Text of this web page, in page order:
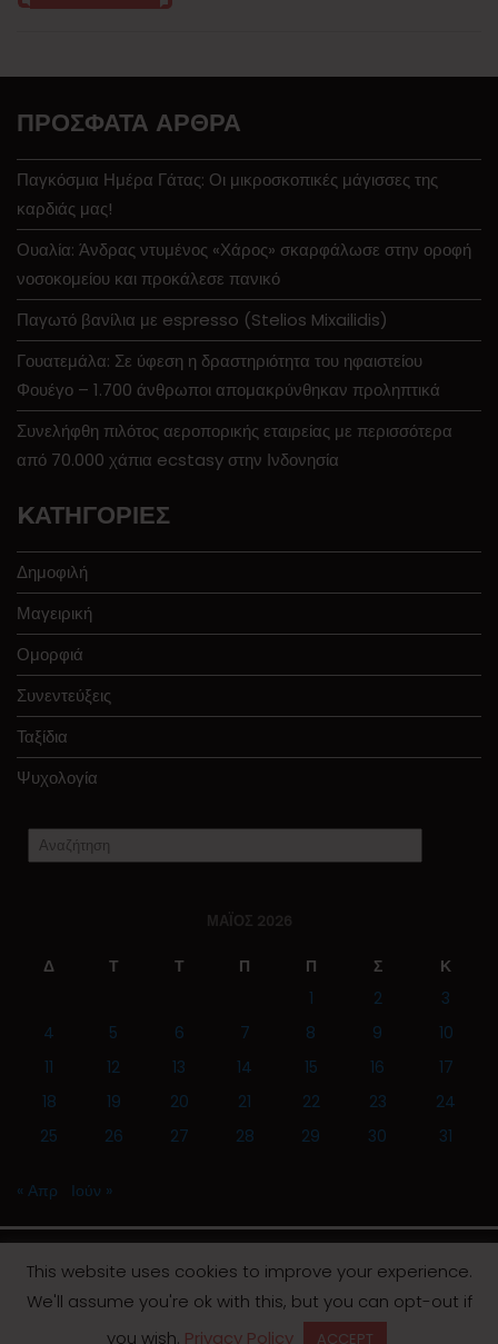
ΠΡΌΣΦΑΤΑ ΆΡΘΡΑ
Παγκόσμια Ημέρα Γάτας: Οι μικροσκοπικές μάγισσες της
καρδιάς μας!
Ουαλία: Άνδρας ντυμένος «Χάρος» σκαρφάλωσε στην οροφή
νοσοκομείου και προκάλεσε πανικό
Παγωτό βανίλια με espresso (Stelios Mixailidis)
Γουατεμάλα: Σε ύφεση η δραστηριότητα του ηφαιστείου
Φουέγο – 1.700 άνθρωποι απομακρύνθηκαν προληπτικά
Συνελήφθη πιλότος αεροπορικής εταιρείας με περισσότερα
από 70.000 χάπια ecstasy στην Ινδονησία
KΑΤΗΓΟΡΊΕΣ
Δημοφιλή
Μαγειρική
Ομορφιά
Συνεντεύξεις
Ταξίδια
Ψυχολογία
ΜΆΙΟΣ 2026
Δ Τ Τ Π Π Σ
Κ
1
2
3
4
5 6 7 8 9
10
11
12 13 14 15 16
17
18
19 20 21 22 23
24
25
26 27 28 29 30 31
« Απρ Ιούν »
© 2019 | Screen Magazine - Ηλεκτρονική εφημερίδα
This website uses cookies to improve your experience.
We'll assume you're ok with this, but you can opt-out if
you wish. Privacy Policy ACCEPT